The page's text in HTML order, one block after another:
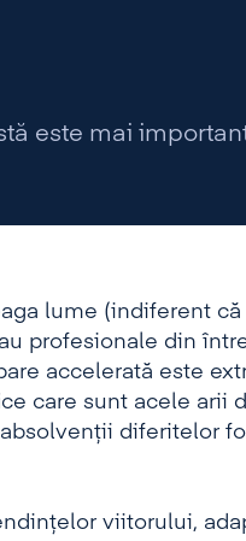
este mai
lume (indiferent
profesionale din
accelerată este
care sunt acele arii
diferitelor
viitorului,